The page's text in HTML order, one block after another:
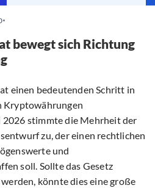
bewegt sich Richtung
einen bedeutenden Schritt in
Kryptowährungen
2026 stimmte die Mehrheit der
zu, der einen rechtlichen
und
soll. Sollte das Gesetz
könnte dies eine große